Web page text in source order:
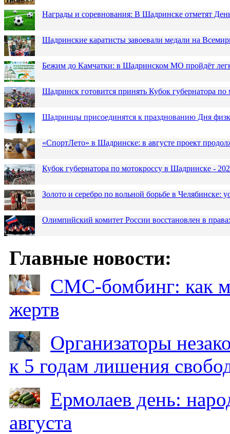
Награды и соревнования: В Шадринске отметят
Шадринские каратисты завоевали медали на
Бежим до Камчатки: в Шадринском МО пройдёт
Шадринск готовится принять Кубок губернатора по
Шадринцы присоединятся к празднованию Дня
«СпортЛето» в Шадринске: в августе проект
Кубок губернатора по мотокроссу в Шадринске -
Золото и серебро по вольной борьбе в Челябинске:
Олимпийский комитет России восстановлен в
Главные новости:
СМС-бомбинг: как
жертв
Организаторы
к 5 годам лишения
Ермолаев день:
августа